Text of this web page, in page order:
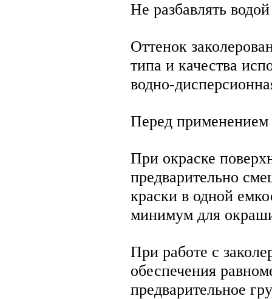
Не разбавлять
Оттенок
типа и качества
водно-
Перед применением
При окраске
предварительно
краски в одной
минимум для
При работе с
обеспечения
предварительное